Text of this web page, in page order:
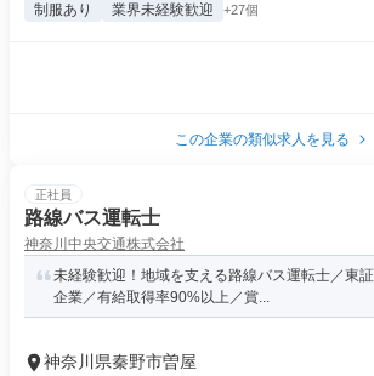
制服あり 業界未経験歓迎 +27個
この企業の類似求人を見る
正社員
路線バス運転士
神奈川中央交通株式会社
未経験歓迎！地域を支える路線バス運転士／東
企業／有給取得率90%以上／賞...
神奈川県秦野市曽屋